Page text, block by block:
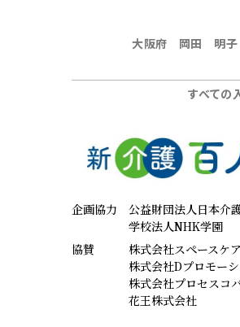
大阪府 岡田 明子
すべての
企画協力
公益財団法人日本介
学校法人NHK学園
協賛
株式会社スペースケア
株式会社Dプロモー
株式会社プロセスコ
花王株式会社